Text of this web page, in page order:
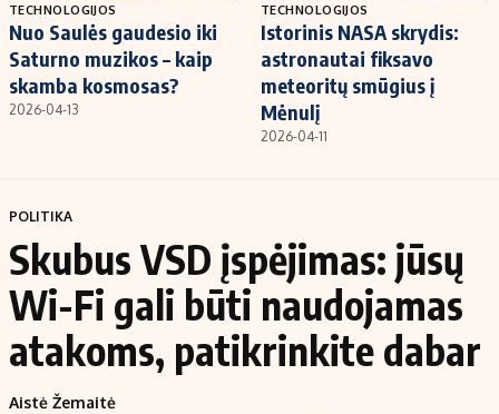
TECHNOLOGIJOS
Nuo Saulės gaudesio iki
Saturno muzikos – kaip
skamba kosmosas?
2026-04-13
TECHNOLOGIJOS
Istorinis NASA skrydis:
astronautai fiksavo
meteoritų smūgius į
Mėnulį
2026-04-11
POLITIKA
Skubus VSD įspėjimas: jūsų
Wi-Fi gali būti naudojamas
atakoms, patikrinkite dabar
Aistė Žemaitė